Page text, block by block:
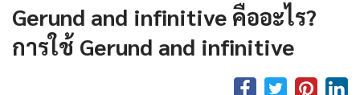
Gerund and infinitive คืออะไร?
การใช้ Gerund and infinitive